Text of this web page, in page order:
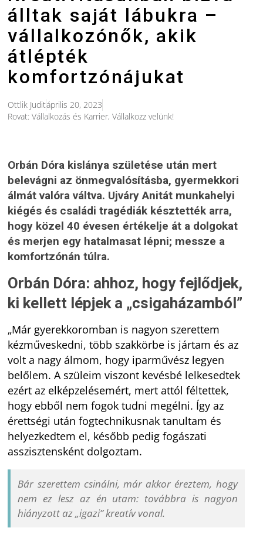
álltak saját lábukra –
vállalkozónők, akik
átlépték
komfortzónájukat
Ottlik Juditáprilis 20, 2023
Rovat:Vállalkozás és Karrier,Vállalkozz velünk!
Orbán Dóra kislánya születése után mert
belevágni az önmegvalósításba, gyermekkori
álmát valóra váltva. Ujváry Anitát munkahelyi
kiégés és családi tragédiák késztették arra,
hogy közel 40 évesen értékelje át a dolgokat
és merjen egy hatalmasat lépni; messze a
komfortzónán túlra.
Orbán Dóra: ahhoz, hogy fejlődjek,
ki kellett lépjek a „csigaházamból”
„Már gyerekkoromban is nagyon szerettem
kézműveskedni, több szakkörbe is jártam és az
volt a nagy álmom, hogy iparművész legyen
belőlem. A szüleim viszont kevésbé lelkesedtek
ezért az elképzelésemért, mert attól féltettek,
hogy ebből nem fogok tudni megélni. Így az
érettségi után fogtechnikusnak tanultam és
helyezkedtem el, később pedig fogászati
asszisztensként dolgoztam.
Bár szerettem csinálni, már akkor éreztem, hogy
nem ez lesz az én utam: továbbra is nagyon
hiányzott az „igazi” kreatív vonal.